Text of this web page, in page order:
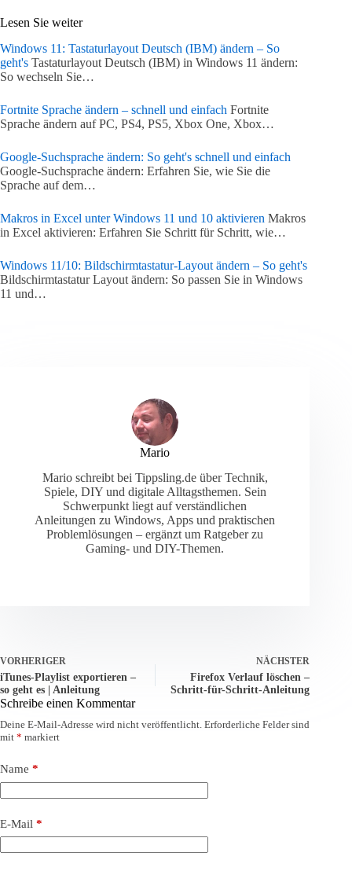
Lesen Sie weiter
Windows 11: Tastaturlayout Deutsch (IBM) ändern – So
geht's Tastaturlayout Deutsch (IBM) in Windows 11 ändern:
So wechseln Sie…
Fortnite Sprache ändern – schnell und einfach Fortnite
Sprache ändern auf PC, PS4, PS5, Xbox One, Xbox…
Google-Suchsprache ändern: So geht's schnell und einfach
Google-Suchsprache ändern: Erfahren Sie, wie Sie die
Sprache auf dem…
Makros in Excel unter Windows 11 und 10 aktivieren Makros
in Excel aktivieren: Erfahren Sie Schritt für Schritt, wie…
Windows 11/10: Bildschirmtastatur-Layout ändern – So geht's
Bildschirmtastatur Layout ändern: So passen Sie in Windows
11 und…
Mario
Mario schreibt bei Tippsling.de über Technik,
Spiele, DIY und digitale Alltagsthemen. Sein
Schwerpunkt liegt auf verständlichen
Anleitungen zu Windows, Apps und praktischen
Problemlösungen – ergänzt um Ratgeber zu
Gaming- und DIY-Themen.
VORHERIGER
iTunes-Playlist exportieren –
so geht es | Anleitung
NÄCHSTER
Firefox Verlauf löschen –
Schritt-für-Schritt-Anleitung
Schreibe einen Kommentar
Deine E-Mail-Adresse wird nicht veröffentlicht. Erforderliche Felder sind
mit * markiert
Name *
E-Mail *